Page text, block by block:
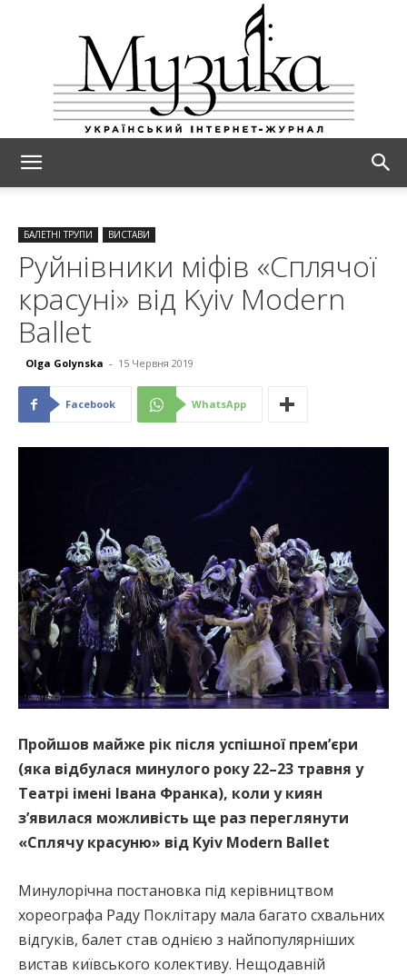
БАЛЕТНІ ТРУПИ ВИСТАВИ
Руйнівники міфів «Сплячої
красуні» від Kyiv Modern
Ballet
Olga Golynska - 15 Червня 2019
Facebook WhatsApp
Пройшов майже рік після успішної прем’єри
(яка відбулася минулого року 22–23 травня у
Театрі імені Івана Франка), коли у киян
з’явилася можливість ще раз переглянути
«Сплячу красуню» від Kyiv Modern Ballet
Минулорічна постановка під керівництвом
хореографа Раду Поклітару мала багато схвальних
відгуків, балет став однією з найпопулярніших
вистав київського колективу. Нещодавній